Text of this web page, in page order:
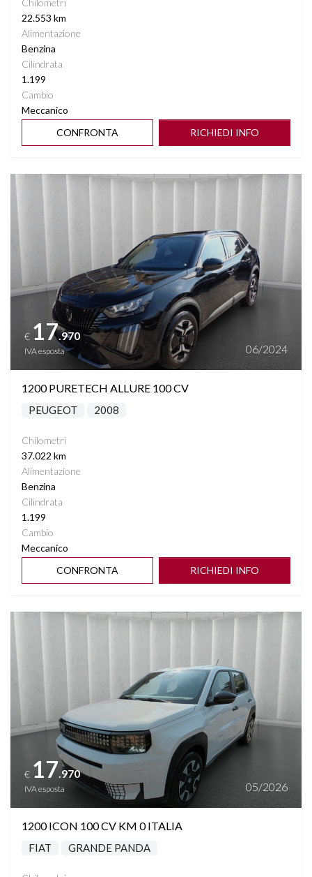
22.553 km
Alimentazione
Benzina
Cilindrata
1.199
Cambio
Meccanico
CONFRONTA
RICHIEDI INFO
€ 17.970
IVA esposta 06/2024
1200 PURETECH ALLURE 100 CV
PEUGEOT 2008
Chilometri
37.022 km
Alimentazione
Benzina
Cilindrata
1.199
Cambio
Meccanico
CONFRONTA
RICHIEDI INFO
Vedi dettagli
€ 17.970
IVA esposta 05/2026
1200 ICON 100 CV KM 0 ITALIA
FIAT GRANDE PANDA